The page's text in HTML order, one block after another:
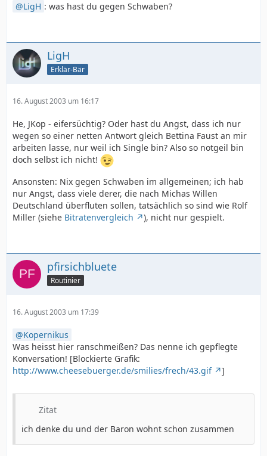
LigH : was hast du gegen Schwaben?
LigH
Erklär-Bär
16. August 2003 um 16:17
He, JKop - eifersüchtig? Oder hast du Angst, dass ich nur
wegen so einer netten Antwort gleich Bettina Faust an mir
arbeiten lasse, nur weil ich Single bin? Also so notgeil bin
doch selbst ich nicht!
Ansonsten: Nix gegen Schwaben im allgemeinen; ich hab
nur Angst, dass viele derer, die nach Michas Willen
Deutschland überfluten sollen, tatsächlich so sind wie Rolf
Miller (siehe Bitratenvergleich ), nicht nur gespielt.
pfirsichbluete
Routinier
16. August 2003 um 17:39
Kopernikus
Was heisst hier ranschmeißen? Das nenne ich gepflegte
Konversation! [Blockierte Grafik:
http://www.cheesebuerger.de/smilies/frech/43.gif
]
Zitat
ich denke du und der Baron wohnt schon zusammen